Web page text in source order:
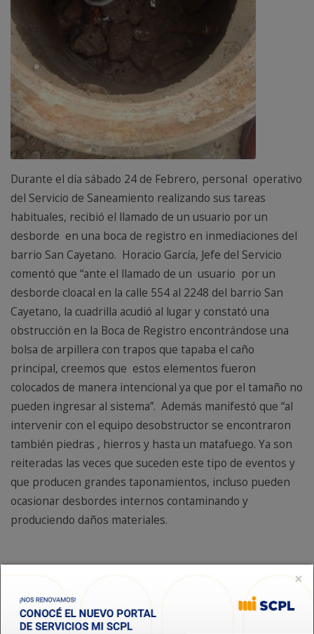
Durante el día sábado 24 de Febrero, personal operativo
del Servicio de Saneamiento realizando sus tareas
habituales, recibió el llamado de un usuario por un
desborde en una boca de registro en inmediaciones del
barrio San Cayetano. Horacio García, Jefe del Servicio
comentó que “ante el llamado de un usuario por un
desborde cloacal en la calle 554 al 2248 del barrio San
Cayetano, la cuadrilla acudió al lugar y constató una
obstrucción en la Boca de Registro encontrándose una
bolsa de arpillera con trapos que tapaba el caño
principal, creemos que estos elementos fueron
colocados de manera intencional ya que por el tamaño no
pueden ingresar al sistema”. Además manifestó que “al
intervenir con el equipo desobstructor se encontraron
también piedras , hierros y hasta un matafuego. Ya son
reiteradas las veces que suceden este tipo de eventos y
que producen grandes taponamientos, incluso pueden
ocasionar desbordes internos contaminando y
produciendo daños materiales.
Por otra parte, durante el fin de semana el personal de la
×